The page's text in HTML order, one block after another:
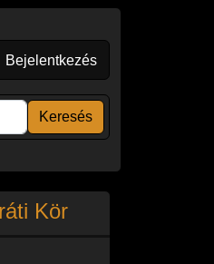
menüje
Bejelentkezés
Kör